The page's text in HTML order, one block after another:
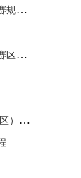
】
】
】